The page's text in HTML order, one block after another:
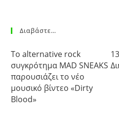
Διαβάστε…
Το alternative rock
συγκρότημα MAD SNEAKS
παρουσιάζει το νέο
μουσικό βίντεο «Dirty
Blood»